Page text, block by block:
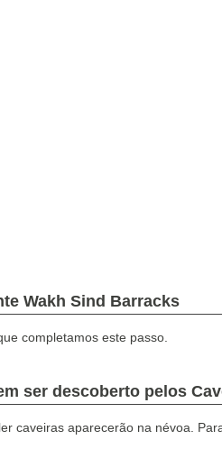
Wakh Sind Barracks
completamos este passo.
ser descoberto pelos
caveiras aparecerão na névoa.